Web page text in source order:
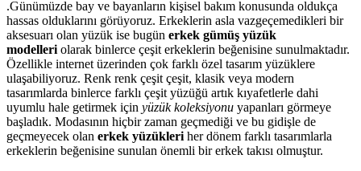
.Günümüzde bay ve bayanların kişisel bakım konusunda oldukça
hassas olduklarını görüyoruz. Erkeklerin asla vazgeçemedikleri bir
aksesuarı olan yüzük ise bugün erkek gümüş yüzük
modelleri olarak binlerce çeşit erkeklerin beğenisine sunulmaktadır.
Özellikle internet üzerinden çok farklı özel tasarım yüzüklere
ulaşabiliyoruz. Renk renk çeşit çeşit, klasik veya modern
tasarımlarda binlerce farklı çeşit yüzüğü artık kıyafetlerle dahi
uyumlu hale getirmek için yüzük koleksiyonu yapanları görmeye
başladık. Modasının hiçbir zaman geçmediği ve bu gidişle de
geçmeyecek olan erkek yüzükleri her dönem farklı tasarımlarla
erkeklerin beğenisine sunulan önemli bir erkek takısı olmuştur.